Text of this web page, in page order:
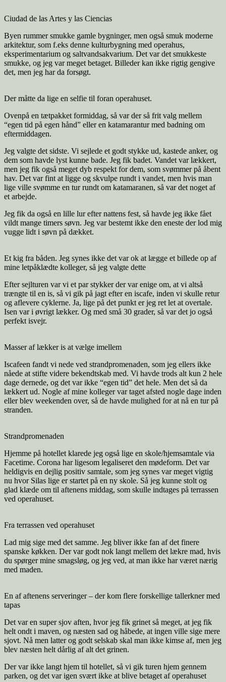
Ciudad de las Artes y las Ciencias
Byen rummer smukke gamle bygninger, men også smuk moderne
arkitektur, som f.eks denne kulturbygning med operahus,
eksperimentarium og saltvandsakvarium. Det var det smukkeste
smukke, og jeg var meget betaget. Billeder kan ikke rigtig gengive
det, men jeg har da forsøgt.
Der måtte da lige en selfie til foran operahuset.
Ovenpå en tætpakket formiddag, så var der så frit valg mellem
“egen tid på egen hånd” eller en katamarantur med badning om
eftermiddagen.
Jeg valgte det sidste. Vi sejlede et godt stykke ud, kastede anker, og
dem som havde lyst kunne bade. Jeg fik badet. Vandet var lækkert,
men jeg fik også meget dyb respekt for dem, som svømmer på åbent
hav. Det var fint at ligge og skvulpe rundt i vandet, men hvis man
lige ville svømme en tur rundt om katamaranen, så var det noget af
et arbejde.
Jeg fik da også en lille lur efter nattens fest, så havde jeg ikke fået
vildt mange timers søvn. Jeg var bestemt ikke den eneste der lod mig
vugge lidt i søvn på dækket.
Et kig fra båden. Jeg synes ikke det var ok at lægge et billede op af
mine letpåklædte kolleger, så jeg valgte dette
Efter sejlturen var vi et par stykker der var enige om, at vi altså
trængte til en is, så vi gik på jagt efter en iscafe, inden vi skulle retur
og aflevere cyklerne. Ja, lige på det punkt er jeg ret let at overtale.
Isen var i øvrigt lækker. Og med små 30 grader, så var det jo også
perfekt isvejr.
Masser af lækker is at vælge imellem
Iscafeen fandt vi nede ved strandpromenaden, som jeg ellers ikke
nåede at stifte videre bekendtskab med. Vi havde trods alt kun 2 hele
dage dernede, og det var ikke “egen tid” det hele. Men det så da
lækkert ud. Nogle af mine kolleger var taget afsted nogle dage inden
eller blev weekenden over, så de havde mulighed for at nå en tur på
stranden.
Strandpromenaden
Hjemme på hotellet klarede jeg også lige en skole/hjemsamtale via
Facetime. Corona har ligesom legaliseret den mødeform. Det var
heldigvis en dejlig positiv samtale, som jeg synes var meget vigtig
nu hvor Silas lige er startet på en ny skole. Så jeg kunne stolt og
glad klæde om til aftenens middag, som skulle indtages på terrassen
ved operahuset.
Fra terrassen ved operahuset
Lad mig sige med det samme. Jeg bliver ikke fan af det finere
spanske køkken. Der var godt nok langt mellem det lækre mad, hvis
du spørger mine smagsløg, og jeg ved, at man ikke har været nærig
med maden.
En af aftenens serveringer – der kom flere forskellige tallerkner med
tapas
Det var en super sjov aften, hvor jeg fik grinet så meget, at jeg fik
helt ondt i maven, og næsten sad og håbede, at ingen ville sige mere
sjovt. Nå men latter og godt selskab skal man ikke kimse af, men jeg
blev næsten helt dårlig af alt det grinen.
Der var ikke langt hjem til hotellet, så vi gik turen hjem gennem
parken, og det var igen svært ikke at blive betaget af operahuset